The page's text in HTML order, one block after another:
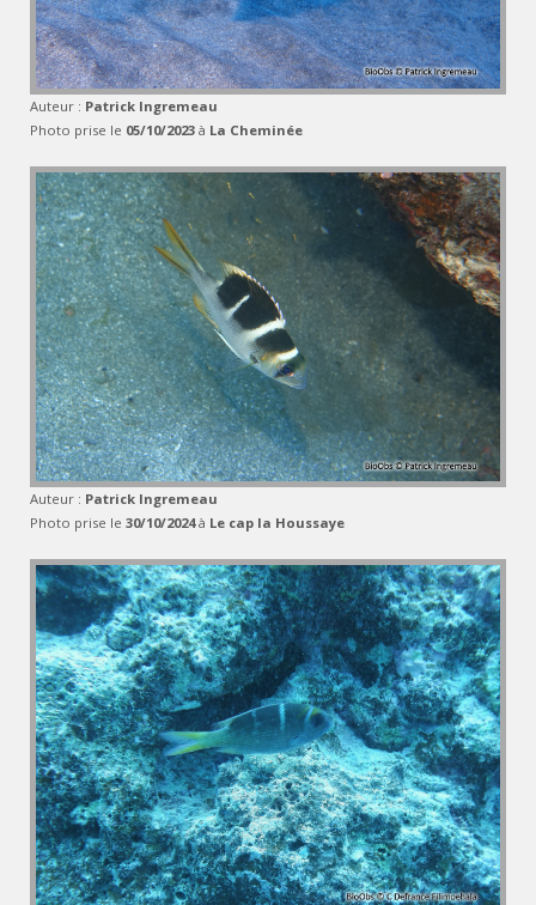
Auteur : Patrick Ingremeau
Photo prise le 05/10/2023 à La Cheminée
Auteur : Patrick Ingremeau
Photo prise le 30/10/2024à Le cap la Houssaye